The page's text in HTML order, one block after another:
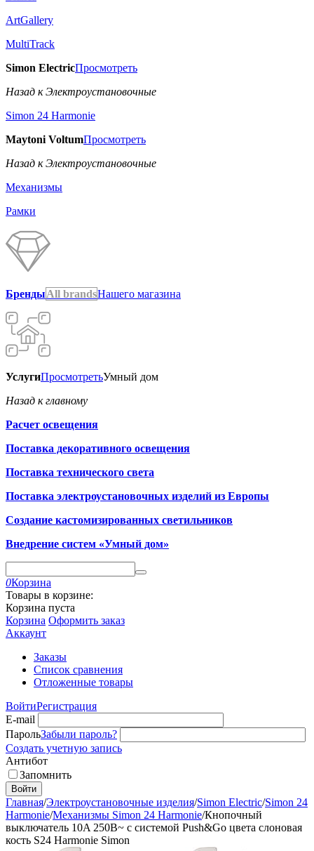
ArtGallery
MultiTrack
Simon ElectricПросмотреть
Назад к Электроустановочные
Simon 24 Harmonie
Maytoni VoltumПросмотреть
Назад к Электроустановочные
Механизмы
Рамки
БрендыAll brandsНашего магазина
УслугиПросмотретьУмный дом
Назад к главному
Расчет освещения
Поставка декоративного освещения
Поставка технического света
Поставка электроустановочных изделий из Европы
Создание кастомизированных светильников
Внедрение систем «Умный дом»
0Корзина
Товары в корзине:
Корзина пуста
Корзина Оформить заказ
Аккаунт
Заказы
Список сравнения
Отложенные товары
ВойтиРегистрация
E-mail
ПарольЗабыли пароль?
Создать учетную запись
Антибот
Запомнить
Войти
Главная/Электроустановочные изделия/Simon Electric/Simon 24
Harmonie/Механизмы Simon 24 Harmonie/Кнопочный
выключатель 10A 250В~ с системой Push&Go цвета слоновая
кость S24 Harmonie Simon